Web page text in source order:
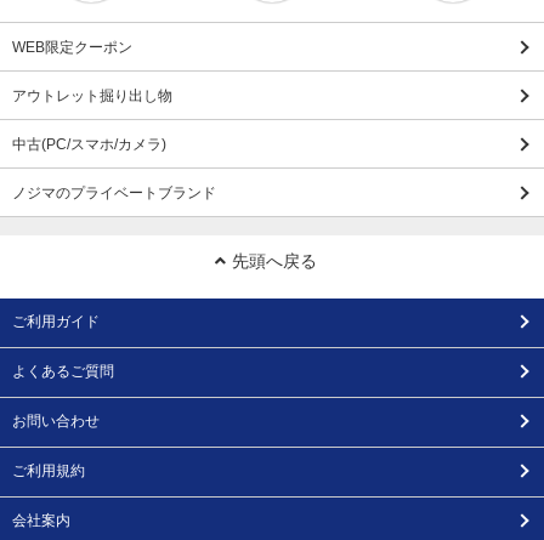
WEB限定クーポン
アウトレット掘り出し物
中古(PC/スマホ/カメラ)
ノジマのプライベートブランド
先頭へ戻る
ご利用ガイド
よくあるご質問
お問い合わせ
ご利用規約
会社案内